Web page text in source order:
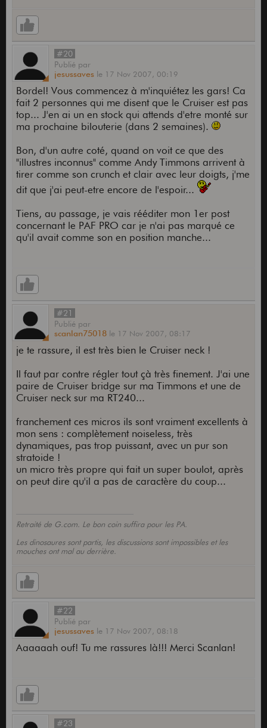
#20
Publié par
jesussaves le 17 Nov 2007, 00:19
Bordel! Vous commencez à m'inquiétez les gars! Ca
fait 2 personnes qui me disent que le Cruiser est pas
top... J'en ai un en stock qui attends d'etre monté sur
ma prochaine bilouterie (dans 2 semaines).
Bon, d'un autre coté, quand on voit ce que des
"illustres inconnus" comme Andy Timmons arrivent à
tirer comme son crunch et clair avec leur doigts, j'me
dit que j'ai peut-etre encore de l'espoir...
Tiens, au passage, je vais rééditer mon 1er post
concernant le PAF PRO car je n'ai pas marqué ce
qu'il avait comme son en position manche...
#21
Publié par
scanlan75018 le 17 Nov 2007, 08:17
je te rassure, il est très bien le Cruiser neck !
Il faut par contre régler tout çà très finement. J'ai une
paire de Cruiser bridge sur ma Timmons et une de
Cruiser neck sur ma RT240...
franchement ces micros ils sont vraiment excellents à
mon sens : complètement noiseless, très
dynamiques, pas trop puissant, avec un pur son
stratoide !
un micro très propre qui fait un super boulot, après
on peut dire qu'il a pas de caractère du coup...
Retraité de G.com. Le bon coin suffira pour les PA.
Les dinosaures sont partis, les discussions sont impossibles et les
mouches ont mal au derrière.
#22
Publié par
jesussaves le 17 Nov 2007, 08:18
Aaaaaah ouf! Tu me rassures là!!! Merci Scanlan!
#23